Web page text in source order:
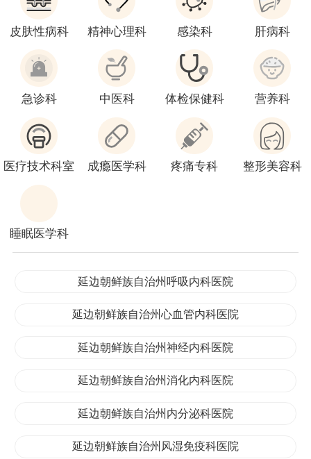
皮肤性病科 精神心理科 感染科 肝病科
急诊科 中医科 体检保健科 营养科
医疗技术科室 成瘾医学科 疼痛专科 整形美容科
睡眠医学科
延边朝鲜族自治州呼吸内科医院
延边朝鲜族自治州心血管内科医院
延边朝鲜族自治州神经内科医院
延边朝鲜族自治州消化内科医院
延边朝鲜族自治州内分泌科医院
延边朝鲜族自治州风湿免疫科医院